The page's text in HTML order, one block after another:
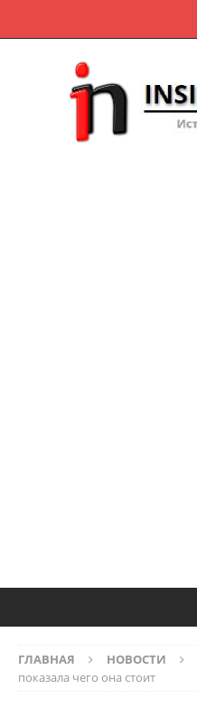
ГЛАВНАЯ НОВОСТИ
показала чего она стоит